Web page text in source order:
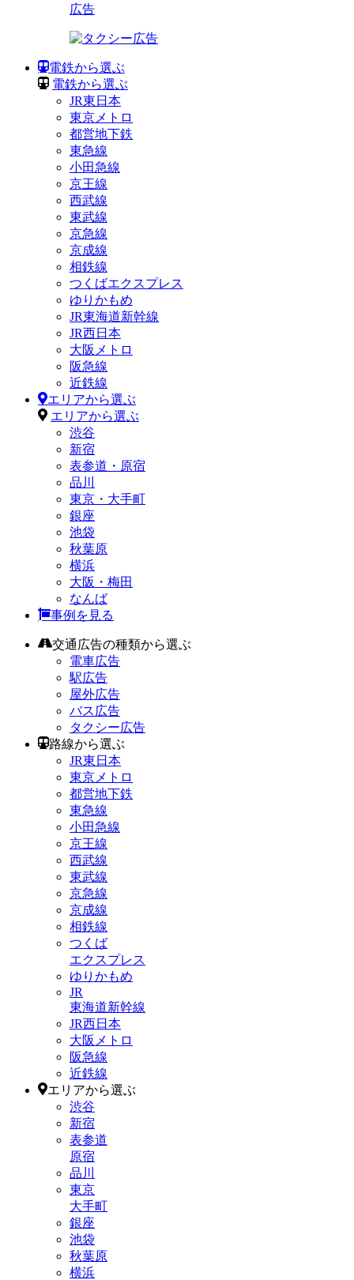
広告
電鉄から選ぶ
電鉄から選ぶ
JR東日本
東京メトロ
都営地下鉄
東急線
小田急線
京王線
西武線
東武線
京急線
京成線
相鉄線
つくばエクスプレス
ゆりかもめ
JR東海道新幹線
JR西日本
大阪メトロ
阪急線
近鉄線
エリアから選ぶ
エリアから選ぶ
渋谷
新宿
表参道・原宿
品川
東京・大手町
銀座
池袋
秋葉原
横浜
大阪・梅田
なんば
事例を見る
交通広告の種類から選ぶ
電車広告
駅広告
屋外広告
バス広告
タクシー広告
路線から選ぶ
JR東日本
東京メトロ
都営地下鉄
東急線
小田急線
京王線
西武線
東武線
京急線
京成線
相鉄線
つくば
エクスプレス
ゆりかもめ
JR
東海道新幹線
JR西日本
大阪メトロ
阪急線
近鉄線
エリアから選ぶ
渋谷
新宿
表参道
原宿
品川
東京
大手町
銀座
池袋
秋葉原
横浜